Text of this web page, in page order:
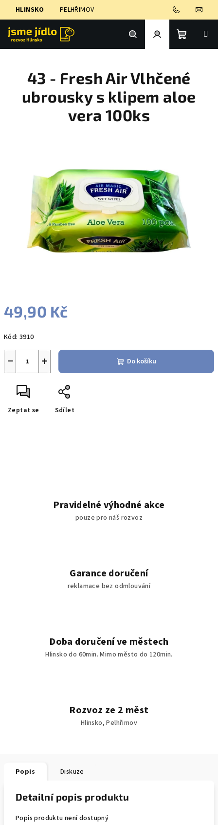
HLINSKO PELHŘIMOV
Hledat PřihlášeníNákupní
košík
49,90 Kč
cena:
Kód: 3910
+
− Do košíku
Zeptat se Sdílet
43 - Fresh Air Vlhčené
ubrousky s klipem aloe
vera 100ks
Pravidelné výhodné akce
pouze pro náš rozvoz
Garance doručení
reklamace bez odmlouvání
Doba doručení ve městech
Hlinsko do 60min. Mimo město do 120min.
Rozvoz ze 2 měst
Hlinsko, Pelhřimov
Popis Diskuze
Detailní popis produktu
Popis produktu není dostupný